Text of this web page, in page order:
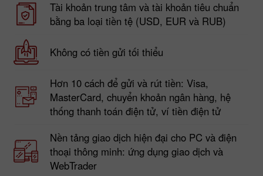
Tài khoản trung tâm và tài khoản tiêu chuẩn
bằng ba loại tiền tệ (USD, EUR và RUB)
Không có tiền gửi tối thiểu
Hơn 10 cách để gửi và rút tiền: Visa,
MasterCard, chuyển khoản ngân hàng, hệ
thống thanh toán điện tử, ví tiền điện tử
Nền tảng giao dịch hiện đại cho PC và điện
thoại thông minh: ứng dụng giao dịch và
WebTrader